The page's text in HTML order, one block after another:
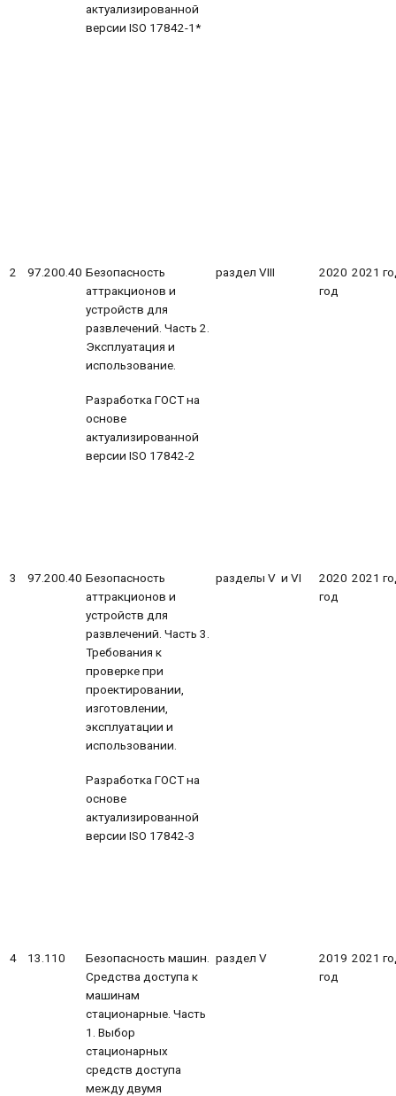
актуализированной
версии ISO 17842-1*
2 97.200.40 Безопасность
аттракционов и
устройств для
развлечений. Часть 2.
Эксплуатация и
использование.
Разработка ГОСТ на
основе
актуализированной
версии ISO 17842-2
раздел VIII
2020
год
2021
3 97.200.40 Безопасность
аттракционов и
устройств для
развлечений. Часть 3.
Требования к
проверке при
проектировании,
изготовлении,
эксплуатации и
использовании.
Разработка ГОСТ на
основе
актуализированной
версии ISO 17842-3
разделы V и VI
2020
год
2021
4 13.110
Безопасность машин.
Средства доступа к
машинам
стационарные. Часть
1. Выбор
стационарных
средств доступа
между двумя
раздел V
2019
год
2021